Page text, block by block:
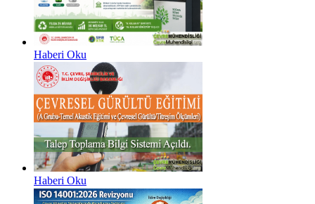
Haberi Oku
Haberi Oku